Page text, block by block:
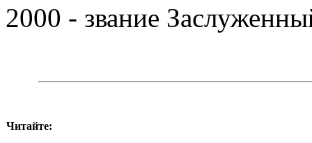
2000 - звание
Читайте: